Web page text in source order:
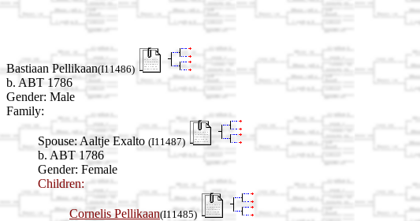
Bastiaan Pellikaan(I11486)
b. ABT 1786
Gender: Male
Family:
Spouse:Aaltje Exalto (I11487)
b. ABT 1786
Gender: Female
Children:
Cornelis Pellikaan(I11485)